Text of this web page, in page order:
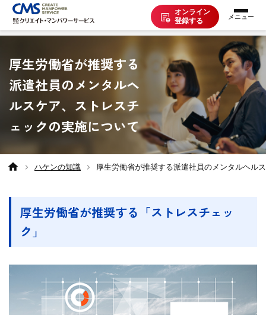
オンライン
登録する
派遣で働く
登録の流れ
企業の方へ
オンライン登録する
厚生労働省が推奨する
派遣社員のメンタルヘ
ルスケア、ストレスチ
ェックの実施について
ハケンの知識 厚生労働省が推奨する派遣社員のメンタルヘル
厚生労働省が推奨する「ストレスチェッ
ク」